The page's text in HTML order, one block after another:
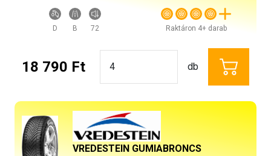
D B 72 Raktáron 4+ darab
18 790 Ft db
VREDESTEIN GUMIABRONCS